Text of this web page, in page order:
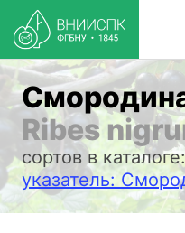
Ribes
сортов в
указатель: